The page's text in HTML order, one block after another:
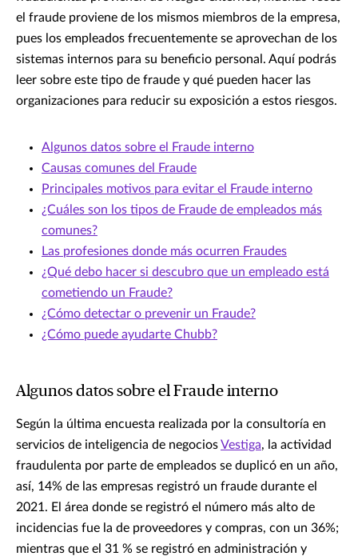
el fraude proviene de los mismos miembros de la empresa,
pues los empleados frecuentemente se aprovechan de los
sistemas internos para su beneficio personal. Aquí podrás
leer sobre este tipo de fraude y qué pueden hacer las
organizaciones para reducir su exposición a estos riesgos.
Algunos datos sobre el Fraude interno
Causas comunes del Fraude
Principales motivos para evitar el Fraude interno
¿Cuáles son los tipos de Fraude de empleados más
comunes?
Las profesiones donde más ocurren Fraudes
¿Qué debo hacer si descubro que un empleado está
cometiendo un Fraude?
¿Cómo detectar o prevenir un Fraude?
¿Cómo puede ayudarte Chubb?
Algunos datos sobre el Fraude interno
Según la última encuesta realizada por la consultoría en
servicios de inteligencia de negociosVestiga, la actividad
fraudulenta por parte de empleados se duplicó en un año,
así, 14% de las empresas registró un fraude durante el
2021. El área donde se registró el número más alto de
incidencias fue la de proveedores y compras, con un 36%;
mientras que el 31 % se registró en administración y